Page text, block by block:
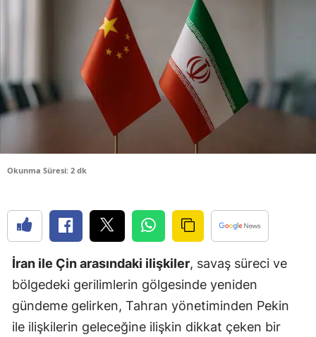
Çanakkale
Çankırı
Denizli
Edirne
Elazığ
Erzincan
Erzurum
Eskişehir
Okunma Süresi: 2 dk
İran ile Çin arasındaki ilişkiler, savaş süreci ve
bölgedeki gerilimlerin gölgesinde yeniden
gündeme gelirken, Tahran yönetiminden Pekin
ile ilişkilerin geleceğine ilişkin dikkat çeken bir